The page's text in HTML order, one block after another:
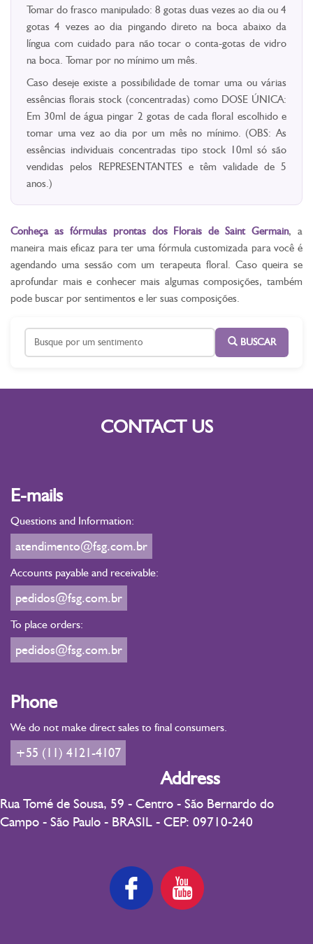
Tomar do frasco manipulado: 8 gotas duas vezes ao dia ou 4
gotas 4 vezes ao dia pingando direto na boca abaixo da
língua com cuidado para não tocar o conta-gotas de vidro
na boca. Tomar por no mínimo um mês.
Caso deseje existe a possibilidade de tomar uma ou várias
essências florais stock (concentradas) como DOSE ÚNICA:
Em 30ml de água pingar 2 gotas de cada floral escolhido e
tomar uma vez ao dia por um mês no mínimo. (OBS: As
essências individuais concentradas tipo stock 10ml só são
vendidas pelos REPRESENTANTES e têm validade de 5
anos.)
Conheça as fórmulas prontas dos Florais de Saint Germain, a
maneira mais eficaz para ter uma fórmula customizada para você é
agendando uma sessão com um terapeuta floral. Caso queira se
aprofundar mais e conhecer mais algumas composições, também
pode buscar por sentimentos e ler suas composições.
BUSCAR
CONTACT US
E-mails
Questions and Information:
atendimento@fsg.com.br
Accounts payable and receivable:
pedidos@fsg.com.br
To place orders:
pedidos@fsg.com.br
Phone
We do not make direct sales to final consumers.
+55 (11) 4121-4107
Address
Rua Tomé de Sousa, 59 - Centro - São Bernardo do
Campo - São Paulo - BRASIL - CEP: 09710-240